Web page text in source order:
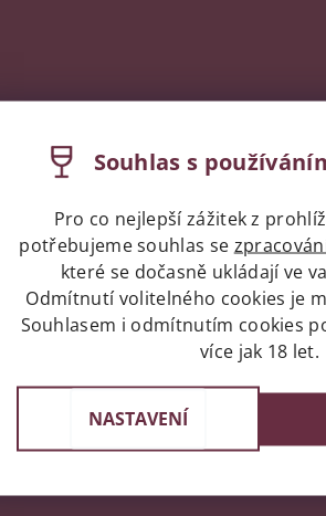
v Praze
Souhlas s
Pro co nejlepší zážitek z
potřebujeme souhlas se
které se dočasně ukládají ve
Odmítnutí volitelného cookies je
Souhlasem i odmítnutím cookies
více jak 18 let.
NASTAVENÍ